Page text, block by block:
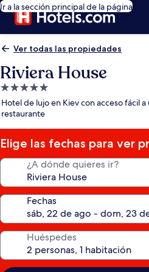
Ir a la sección principal de la página
Ver todas las propiedades
Riviera House
Propiedad
de
5.0
estrellas
Hotel de lujo en Kiev con acceso fácil
restaurante
Elige las fechas para ver
¿A dónde quieres ir?
Fechas
Huéspedes